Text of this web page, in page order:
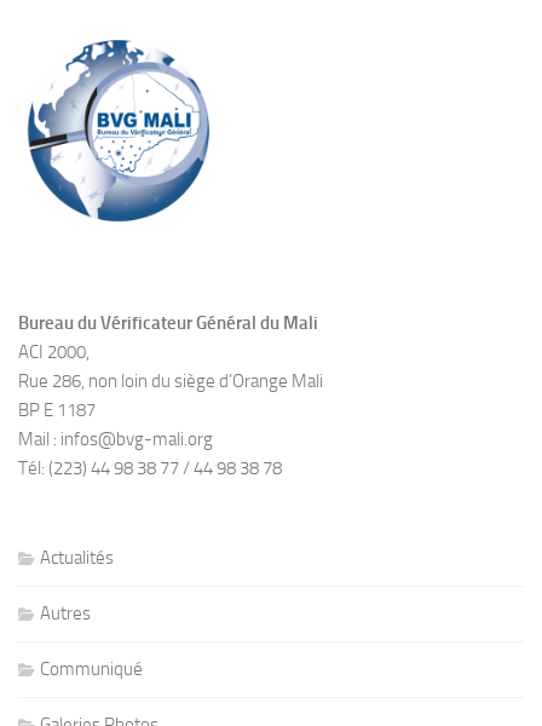
Bureau du Vérificateur Général du Mali
ACI 2000,
Rue 286, non loin du siège d’Orange Mali
BP E 1187
Mail : infos@bvg-mali.org
Tél: (223) 44 98 38 77 / 44 98 38 78
Actualités
Autres
Communiqué